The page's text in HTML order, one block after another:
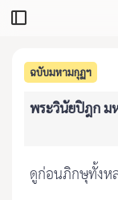
ฉบับมหามกุฏฯ
พระวินัยปิฎก ม
ดูก่อนภิกษุทั้งห